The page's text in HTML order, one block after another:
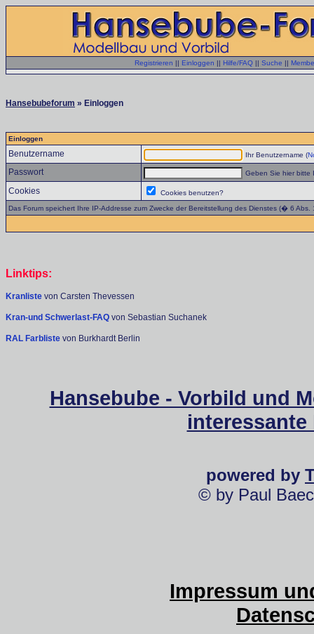
Registrieren || Einloggen || Hilfe/FAQ || Suche ||
Hansebubeforum » Einloggen
Einloggen
Benutzername Ihr Benutzername (
Passwort Geben Sie hier bitte
Cookies
Cookies benutzen?
Das Forum speichert Ihre IP-Addresse zum Zwecke der Bereitstellung des Dienstes (� 6
Linktips:
Kranliste von Carsten Thevessen
Kran-und Schwerlast-FAQ von Sebastian Suchanek
RAL Farbliste von Burkhardt Berlin
Hansebube - Vorbild und
powered by
© by Paul
Impressum